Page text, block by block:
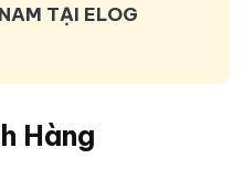
TẠI ELOG
Hàng